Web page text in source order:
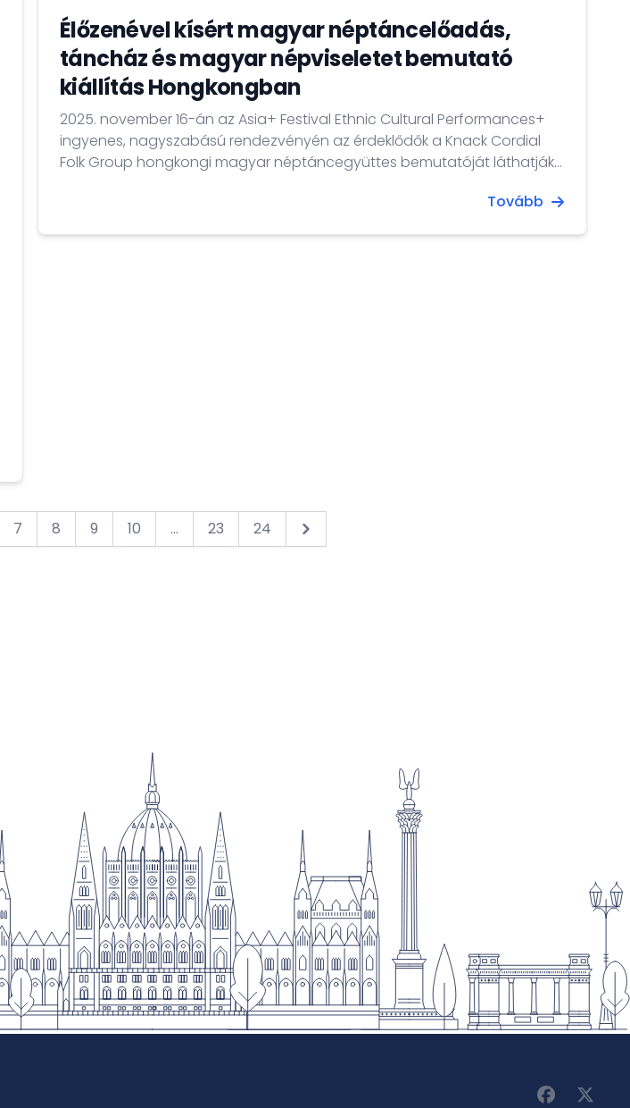
Élőzenével kísért magyar néptáncelőadás,
táncház és magyar népviseletet bemutató
kiállítás Hongkongban
2025. november 16-án az Asia+ Festival Ethnic Cultural Performances+
ingyenes, nagyszabású rendezvényén az érdeklődők a Knack Cordial
Folk Group hongkongi magyar néptáncegyüttes bemutatóját láthatják
Tovább
7 8 9 10 ... 23 24 Next &raquo;